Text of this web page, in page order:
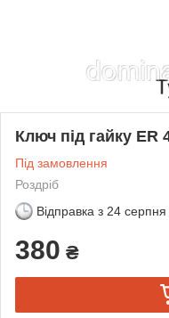
Ключ під гайку ER
Під замовлення
Роздріб
Відправка з 24
380 ₴